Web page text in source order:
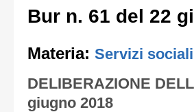
Bur n. 61 del 22
Materia: Servizi sociali
DELIBERAZIONE
giugno 2018